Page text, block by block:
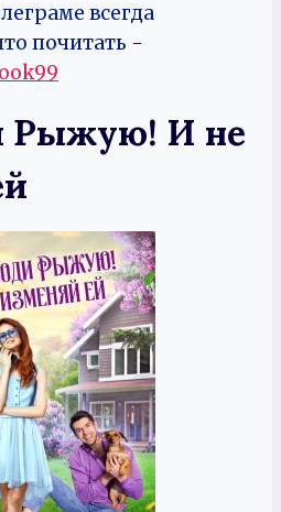
всегда
почитать -
Рыжую! И не